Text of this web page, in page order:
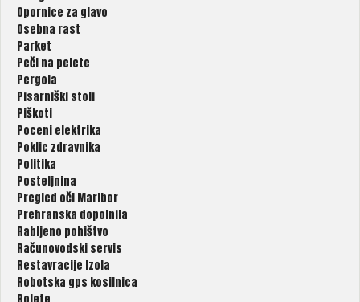
Opornice za glavo
Osebna rast
Parket
Peči na pelete
Pergola
Pisarniški stoli
Piškoti
Poceni elektrika
Poklic zdravnika
Politika
Posteljnina
Pregled oči Maribor
Prehranska dopolnila
Rabljeno pohištvo
Računovodski servis
Restavracije Izola
Robotska gps kosilnica